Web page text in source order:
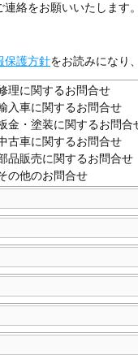
絡をお願いいたします。
保護方針をお読みになり
理に関するお問合せ
入車に関するお問合せ
金・塗装に関するお問合
古車に関するお問合せ
品販売に関するお問合せ
の他のお問合せ